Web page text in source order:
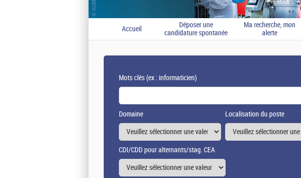
Accueil
Déposer une
candidature spontanée
Ma recherche, mon
alerte
Mots clés(ex : informaticien)
Domaine Localisation du poste
CDI/CDD pour alternants/stag. CEA